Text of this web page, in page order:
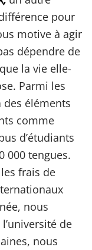
pour
motive à agir
dépendre de
la vie elle-
Parmi les
des éléments
comme
d’étudiants
000 tengues.
frais de
nous
de
nous